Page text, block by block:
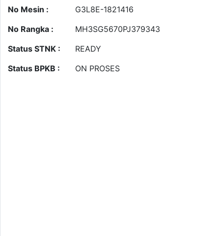
No Mesin :
G3L8E-1821416
No Rangka :
MH3SG5670PJ379343
Status STNK :
READY
Status BPKB :
ON PROSES